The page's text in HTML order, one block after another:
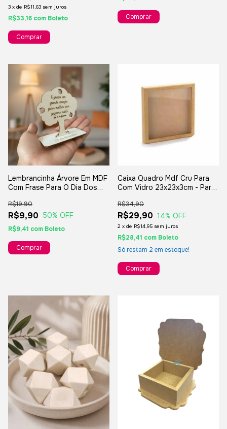
3 x de R$11,63 sem juros
R$33,16 com Boleto
Lembrancinha Árvore Em MDF
Com Frase Para O Dia Dos
R$9,90
R$19,90
50% OFF
R$9,41 com Boleto
Caixa Quadro Mdf Cru Para
Com Vidro 23x23x3cm - Para
R$29,90
R$34,90
14% OFF
2 x de R$14,95 sem juros
R$28,41 com Boleto
Só restam 2 em estoque!